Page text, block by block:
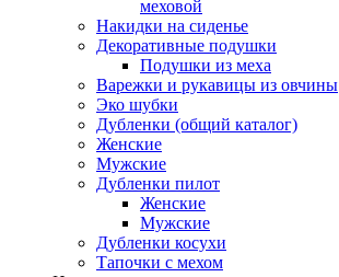
меховой
Накидки на сиденье
Декоративные подушки
Подушки из меха
Варежки и рукавицы из овчины
Эко шубки
Дубленки (общий каталог)
Женские
Мужские
Дубленки пилот
Женские
Мужские
Дубленки косухи
Тапочки с мехом